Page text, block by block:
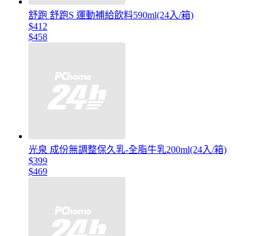
舒跑 舒跑S 運動補給飲料590ml(24入/箱)
$412
$458
光泉 成份無調整保久乳-全脂牛乳200ml(24入/箱)
$399
$469